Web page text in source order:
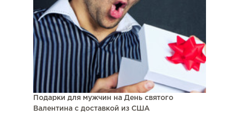
Подарки для мужчин на День святого
Валентина с доставкой из США